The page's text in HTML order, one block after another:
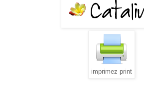
imprimez print